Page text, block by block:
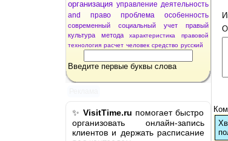
организация управление деятельность
and
право проблема особенность
современный социальный учет
правый
культура
метода характеристика
правовой
технология расчет человек средство русский
Введите первые буквы слова
✨ VisitTime.ru помогает быстро
организовать онлайн-запись
клиентов и держать расписание